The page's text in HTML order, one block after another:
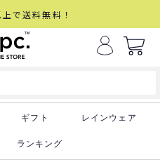
で送料無料！
ギフト レインウェア
ランキング